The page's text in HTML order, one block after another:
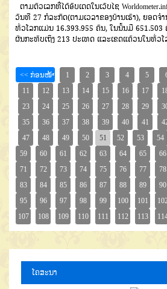
ຕາມຕົວເລກທີ່ໄດ້ອັບເດດໃນເວັບໄຊ
ວັນທີ 27 ກໍລະກົດ(ຕາມເວລາຂອງບ້ານເຮົາ), ຍອດຈ
ທົ່ວໂລກແມ່ນ 16.393.955 ຄົນ, ໃນນັ້ນມີ 651.503
ຜົນກະທົບເຖິງ 213 ປະເທດ ແລະເຂດແຄ້ວນໃນທົ່ວໂ
ໂຄສະນາ